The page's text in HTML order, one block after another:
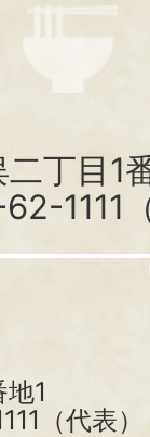
丁目1
1111
1
（代表）